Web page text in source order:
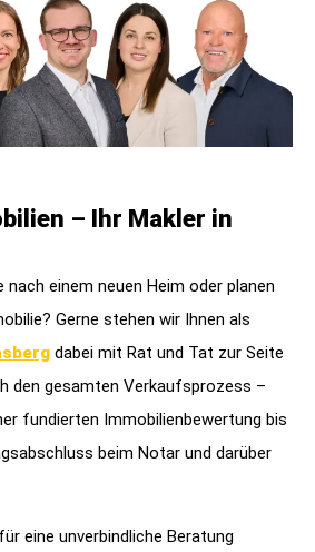
– Ihr Makler in
nach einem neuen Heim oder planen
Gerne stehen wir Ihnen als
dabei mit Rat und Tat zur Seite
den gesamten Verkaufsprozess –
fundierten Immobilienbewertung bis
beim Notar und darüber
eine unverbindliche Beratung